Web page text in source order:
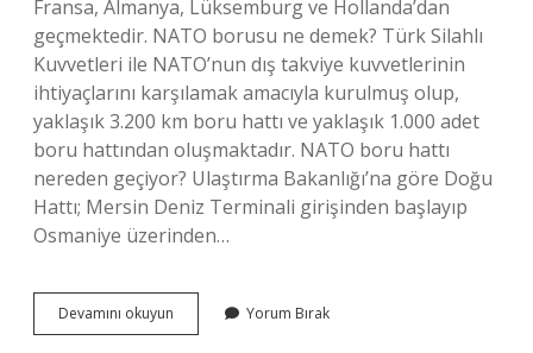
Fransa, Almanya, Lüksemburg ve Hollanda’dan
geçmektedir. NATO borusu ne demek? Türk Silahlı
Kuvvetleri ile NATO’nun dış takviye kuvvetlerinin
ihtiyaçlarını karşılamak amacıyla kurulmuş olup,
yaklaşık 3.200 km boru hattı ve yaklaşık 1.000 adet
boru hattından oluşmaktadır. NATO boru hattı
nereden geçiyor? Ulaştırma Bakanlığı’na göre Doğu
Hattı; Mersin Deniz Terminali girişinden başlayıp
Osmaniye üzerinden…
Devamını okuyun
Boru
Yorum Bırak